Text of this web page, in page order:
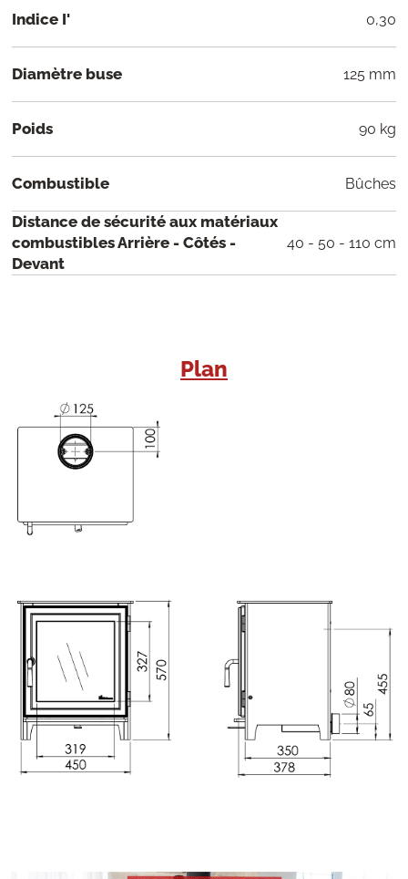
Indice I' 0,30
Diamètre buse 125 mm
Poids 90 kg
Combustible Bûches
Distance de sécurité aux matériaux
combustibles Arrière - Côtés -
Devant
40 - 50 - 110 cm
Plan